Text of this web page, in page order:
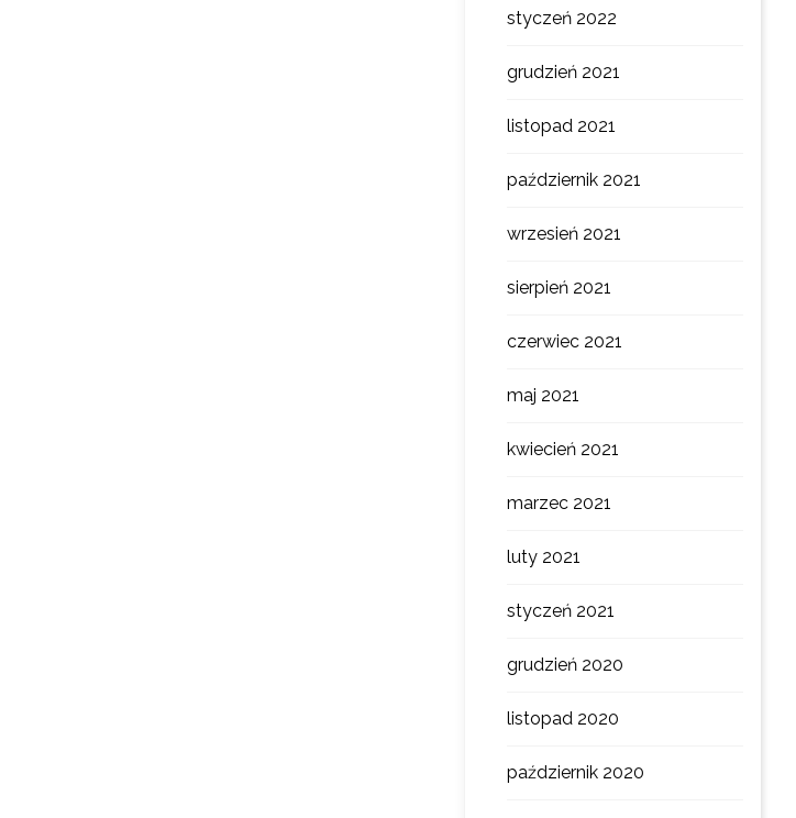
styczeń 2022
grudzień 2021
listopad 2021
październik 2021
wrzesień 2021
sierpień 2021
czerwiec 2021
maj 2021
kwiecień 2021
marzec 2021
luty 2021
styczeń 2021
grudzień 2020
listopad 2020
październik 2020